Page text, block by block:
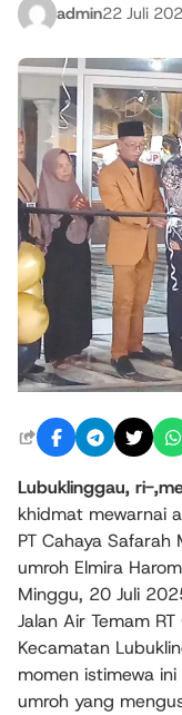
admin22 Juli
Lubuklinggau, ri-
khidmat mewarnai
PT Cahaya
umroh Elmira
Minggu, 20 Juli
Jalan Air Temam
Kecamatan
momen istimewa
umroh yang